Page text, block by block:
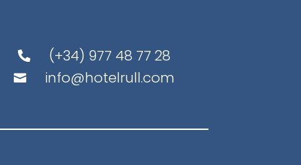
 (+34) 977 48 77 28
 info@hotelrull.com